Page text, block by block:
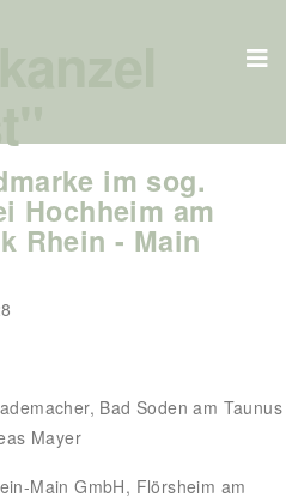
im sog.
Hochheim am
Rhein - Main
Bad Soden am Taunus
Mayer
Main GmbH, Flörsheim am